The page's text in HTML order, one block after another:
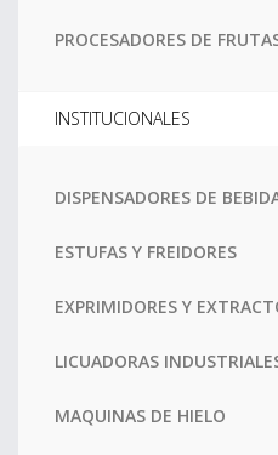
PROCESADORES DE
INSTITUCIONALES
DISPENSADORES DE
ESTUFAS Y FREIDORES
EXPRIMIDORES Y
LICUADORAS
MAQUINAS DE HIELO